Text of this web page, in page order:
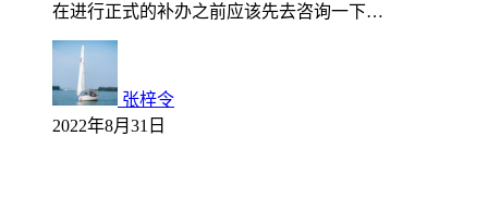
在进行正式的补办之前应该先去咨询一下…
张梓令
2022年8月31日